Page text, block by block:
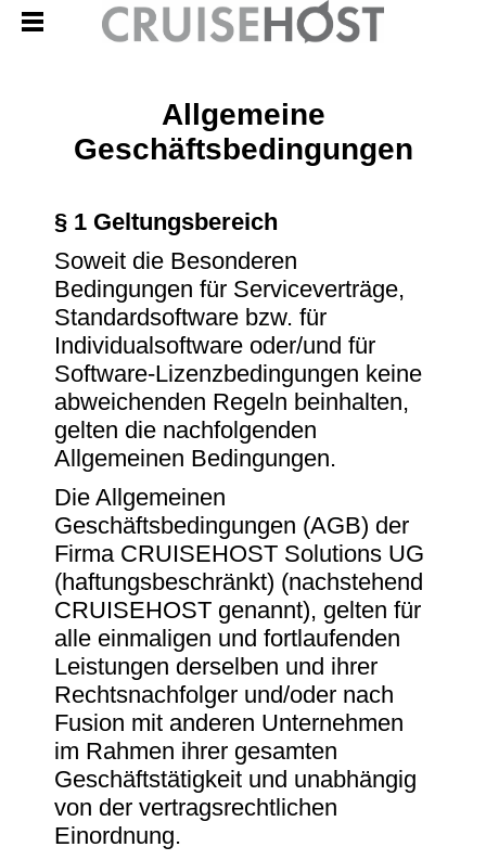
Allgemeine
Geschäftsbedingungen
§ 1 Geltungsbereich
Soweit die Besonderen
Bedingungen für Serviceverträge,
Standardsoftware bzw. für
Individualsoftware oder/und für
Software-Lizenzbedingungen keine
abweichenden Regeln beinhalten,
gelten die nachfolgenden
Allgemeinen Bedingungen.
Die Allgemeinen
Geschäftsbedingungen (AGB) der
Firma CRUISEHOST Solutions UG
(haftungsbeschränkt) (nachstehend
CRUISEHOST genannt), gelten für
alle einmaligen und fortlaufenden
Leistungen derselben und ihrer
Rechtsnachfolger und/oder nach
Fusion mit anderen Unternehmen
im Rahmen ihrer gesamten
Geschäftstätigkeit und unabhängig
von der vertragsrechtlichen
Einordnung.